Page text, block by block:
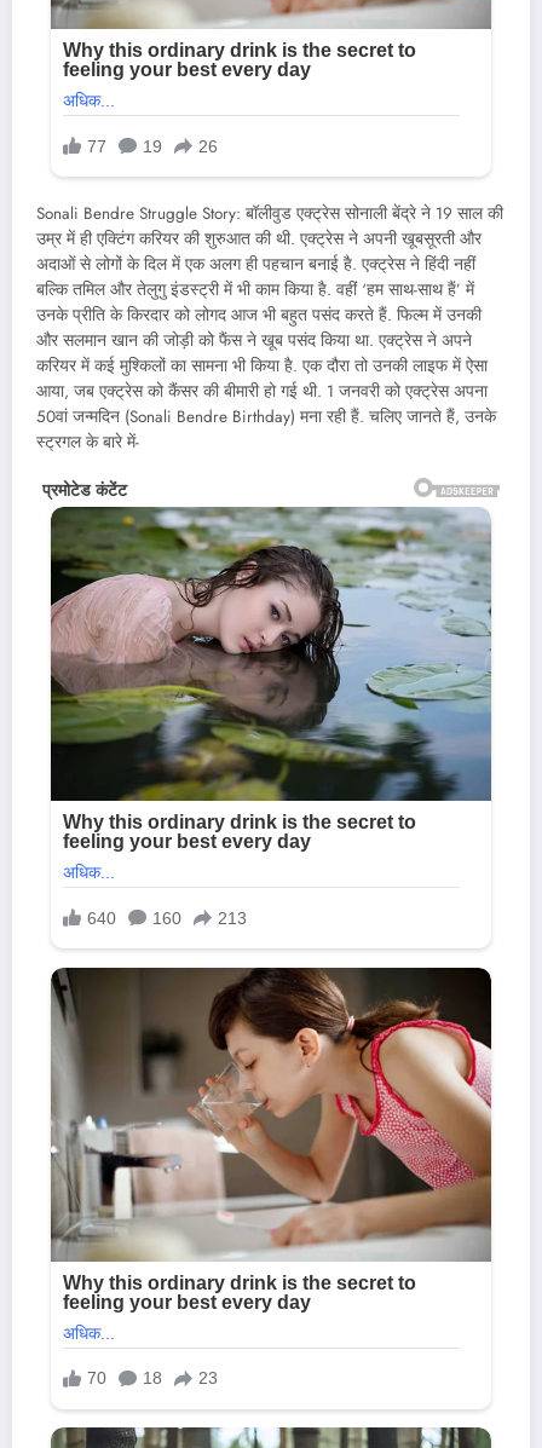
Sonali Bendre Struggle Story: बॉलीवुड एक्ट्रेस सोनाली बेंद्रे ने 19 साल की
उम्र में ही एक्टिंग करियर की शुरुआत की थी. एक्ट्रेस ने अपनी खूबसूरती और
अदाओं से लोगों के दिल में एक अलग ही पहचान बनाई है. एक्ट्रेस ने हिंदी नहीं
बल्कि तमिल और तेलुगु इंडस्ट्री में भी काम किया है. वहीं ‘हम साथ-साथ हैं’ में
उनके प्रीति के किरदार को लोगद आज भी बहुत पसंद करते हैं. फिल्म में उनकी
और सलमान खान की जोड़ी को फैंस ने खूब पसंद किया था. एक्ट्रेस ने अपने
करियर में कई मुश्किलों का सामना भी किया है. एक दौरा तो उनकी लाइफ में ऐसा
आया, जब एक्ट्रेस को कैंसर की बीमारी हो गई थी. 1 जनवरी को एक्ट्रेस अपना
50वां जन्मदिन (Sonali Bendre Birthday) मना रही हैं. चलिए जानते हैं, उनके
स्ट्रगल के बारे में-